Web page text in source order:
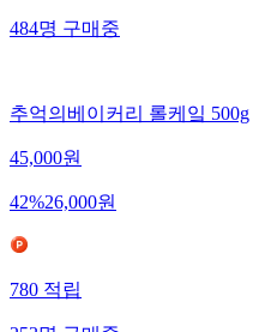
484명구매중
추억의베이커리 롤케잌 500g
45,000원
42%26,000원
780적립